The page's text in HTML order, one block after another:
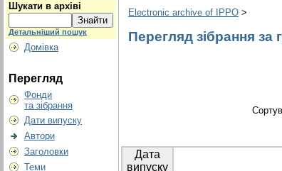
Шукати в архіві
Детальніший пошук
Домівка
Перегляд
Фонди
та зібрання
Дати випуску
Автори
Заголовки
Теми
Electronic archive of IPPO >
Перегляд зібрання
Дата
випуску